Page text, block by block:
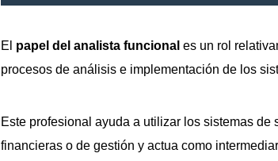
El papel del analista funcional es un rol
procesos de análisis e implementación de los
Este profesional ayuda a utilizar los sistemas
financieras o de gestión y actua como